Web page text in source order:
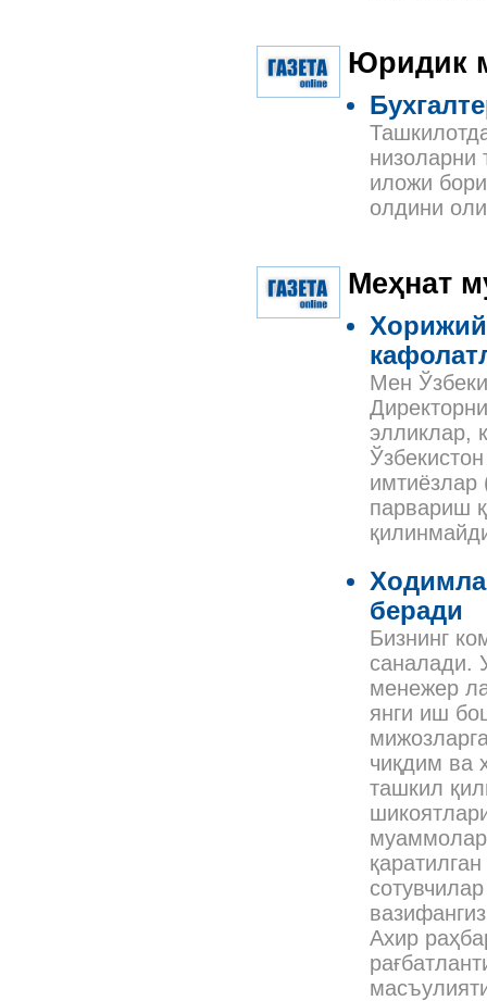
Юридик
низоларни
иложи
олдини
Меҳнат
Мен
элликлар,
имтиёзлар
парвариш
беради
Бизнинг
саналади.
менежер
янги иш
чиқдим ва
ташкил
Ахир